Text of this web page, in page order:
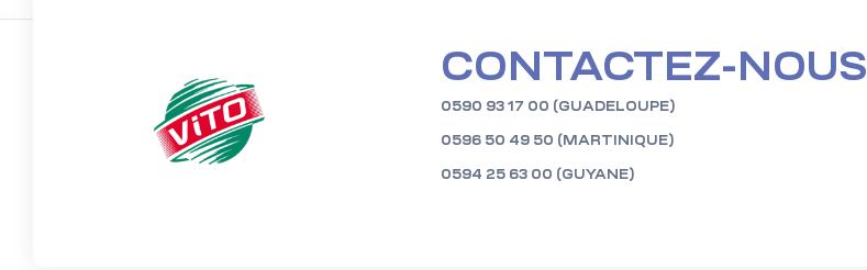
CONTACTEZ-NOUS
0590 93 17 00 (GUADELOUPE)
0596 50 49 50 (MARTINIQUE)
0594 25 63 00 (GUYANE)